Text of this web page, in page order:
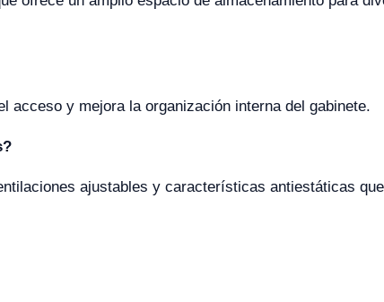
acceso y mejora la organización interna del gabinete.
ajustables y características antiestáticas que